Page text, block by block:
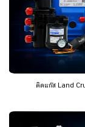
ติดแก๊ส Land